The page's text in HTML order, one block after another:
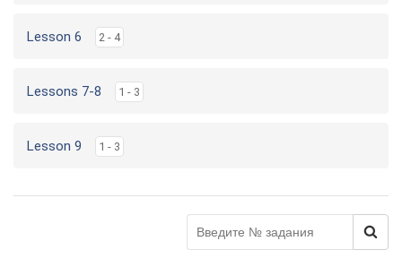
Lesson 6 2 - 4
Lessons 7-8 1 - 3
Lesson 9 1 - 3